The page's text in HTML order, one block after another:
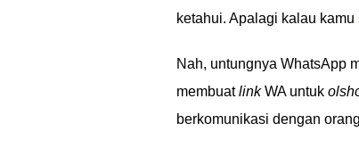
ketahui. Apalagi kalau kamu
Nah, untungnya WhatsApp
membuatlinkWA untuk
berkomunikasi dengan